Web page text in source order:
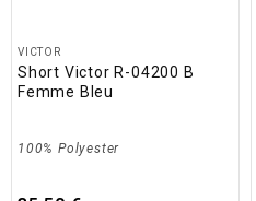
VICTOR
Short Victor R-04200 B
Femme Bleu
100% Polyester